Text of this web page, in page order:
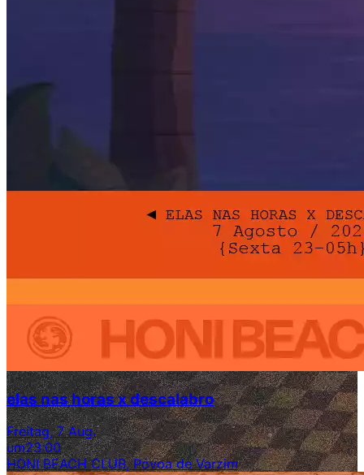
elas nas horas x descalabro
Freitag, 7 Aug.
um23:00
HONI BEACH CLUB, Póvoa de Varzim